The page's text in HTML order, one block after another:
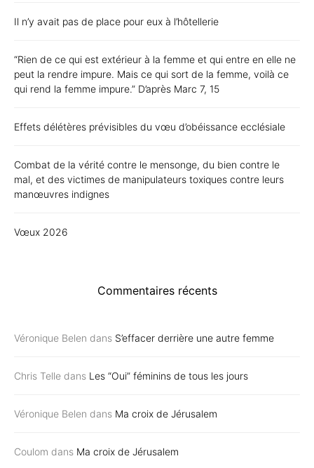
Il n’y avait pas de place pour eux à l’hôtellerie
“Rien de ce qui est extérieur à la femme et qui entre en elle ne
peut la rendre impure. Mais ce qui sort de la femme, voilà ce
qui rend la femme impure.” D’après Marc 7, 15
Effets délétères prévisibles du vœu d’obéissance ecclésiale
Combat de la vérité contre le mensonge, du bien contre le
mal, et des victimes de manipulateurs toxiques contre leurs
manœuvres indignes
Vœux 2026
Commentaires récents
Véronique Belen dans S’effacer derrière une autre femme
Chris Telle dans Les “Oui” féminins de tous les jours
Véronique Belen dans Ma croix de Jérusalem
Coulom dans Ma croix de Jérusalem